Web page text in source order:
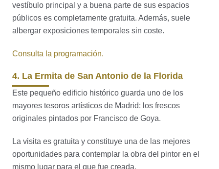
vestíbulo principal y a buena parte de sus espacios
públicos es completamente gratuita. Además, suele
albergar exposiciones temporales sin coste.
Consulta la programación.
4. La Ermita de San Antonio de la Florida
Este pequeño edificio histórico guarda uno de los
mayores tesoros artísticos de Madrid: los frescos
originales pintados por Francisco de Goya.
La visita es gratuita y constituye una de las mejores
oportunidades para contemplar la obra del pintor en el
mismo lugar para el que fue creada.